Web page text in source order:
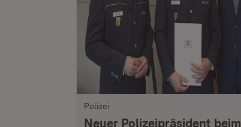
Polizei
Neuer Polizeipräsident beim